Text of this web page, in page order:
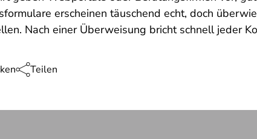
erscheinen täuschend echt, doch
Nach einer Überweisung bricht schnell jeder
Teilen